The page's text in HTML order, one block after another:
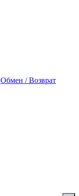
Обмен / Возврат